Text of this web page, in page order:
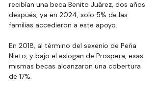
recibían una beca Benito Juárez, dos años
después, ya en 2024, solo 5% de las
familias accedieron a este apoyo.
En 2018, al término del sexenio de Peña
Nieto, y bajo el eslogan de Prospera, esas
mismas becas alcanzaron una cobertura
de 17%.